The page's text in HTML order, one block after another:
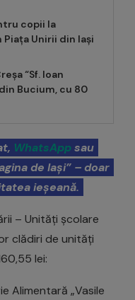
copii la
Unirii din Iași
“Sf. Ioan
Bucium, cu 80
WhatsAppsau
de Iași” – doar
ieșeană.
– Unități școlare
clădiri de unități
lei:
Alimentară „Vasile